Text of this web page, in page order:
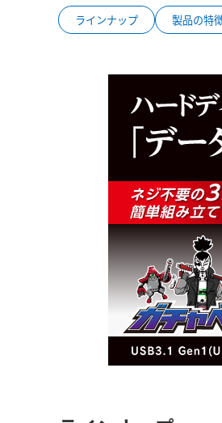
ラインナップ 製品の特